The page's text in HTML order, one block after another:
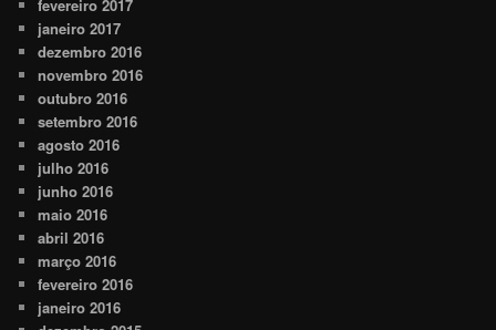
fevereiro 2017
janeiro 2017
dezembro 2016
novembro 2016
outubro 2016
setembro 2016
agosto 2016
julho 2016
junho 2016
maio 2016
abril 2016
março 2016
fevereiro 2016
janeiro 2016